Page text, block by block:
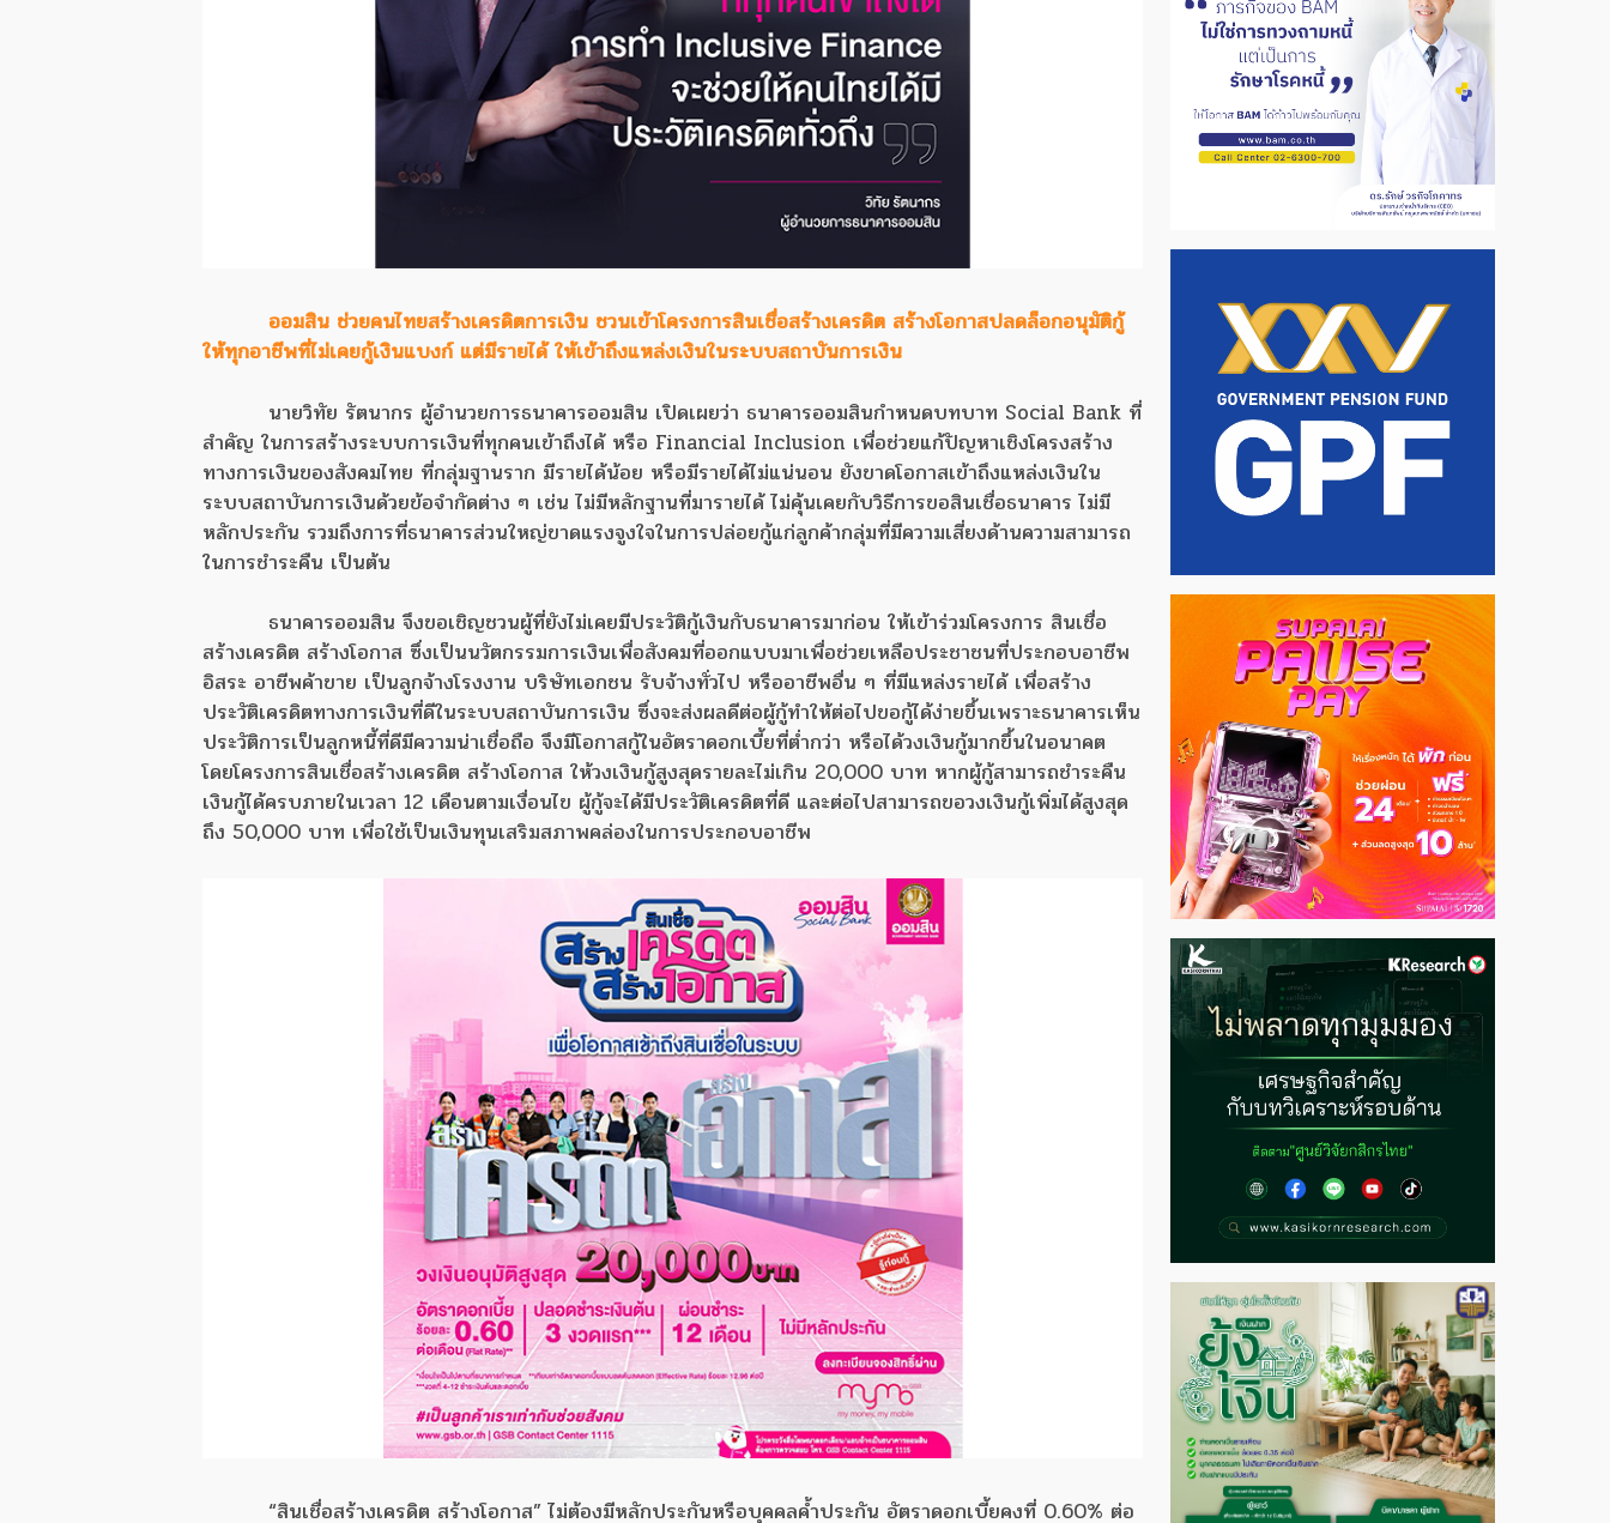
ออมสิน ช่วยคนไทยสร้างเครดิตการเงิน ชวนเข้าโครงการสินเชื่อสร้างเครดิต สร้างโอกาสปลดล็อกอนุมัติกู้
ให้ทุกอาชีพที่ไม่เคยกู้เงินแบงก์ แต่มีรายได้ ให้เข้าถึงแหล่งเงินในระบบสถาบันการเงิน
นายวิทัย รัตนากร ผู้อำนวยการธนาคารออมสิน เปิดเผยว่า ธนาคารออมสินกำหนดบทบาท Social Bank ที่
สำคัญ ในการสร้างระบบการเงินที่ทุกคนเข้าถึงได้ หรือ Financial Inclusion เพื่อช่วยแก้ปัญหาเชิงโครงสร้าง
ทางการเงินของสังคมไทย ที่กลุ่มฐานราก มีรายได้น้อย หรือมีรายได้ไม่แน่นอน ยังขาดโอกาสเข้าถึงแหล่งเงินใน
ระบบสถาบันการเงินด้วยข้อจำกัดต่าง ๆ เช่น ไม่มีหลักฐานที่มารายได้ ไม่คุ้นเคยกับวิธีการขอสินเชื่อธนาคาร ไม่มี
หลักประกัน รวมถึงการที่ธนาคารส่วนใหญ่ขาดแรงจูงใจในการปล่อยกู้แก่ลูกค้ากลุ่มที่มีความเสี่ยงด้านความสามารถ
ในการชำระคืน เป็นต้น
ธนาคารออมสิน จึงขอเชิญชวนผู้ที่ยังไม่เคยมีประวัติกู้เงินกับธนาคารมาก่อน ให้เข้าร่วมโครงการ สินเชื่อ
สร้างเครดิต สร้างโอกาส ซึ่งเป็นนวัตกรรมการเงินเพื่อสังคมที่ออกแบบมาเพื่อช่วยเหลือประชาชนที่ประกอบอาชีพ
อิสระ อาชีพค้าขาย เป็นลูกจ้างโรงงาน บริษัทเอกชน รับจ้างทั่วไป หรืออาชีพอื่น ๆ ที่มีแหล่งรายได้ เพื่อสร้าง
ประวัติเครดิตทางการเงินที่ดีในระบบสถาบันการเงิน ซึ่งจะส่งผลดีต่อผู้กู้ทำให้ต่อไปขอกู้ได้ง่ายขึ้นเพราะธนาคารเห็น
ประวัติการเป็นลูกหนี้ที่ดีมีความน่าเชื่อถือ จึงมีโอกาสกู้ในอัตราดอกเบี้ยที่ต่ำกว่า หรือได้วงเงินกู้มากขึ้นในอนาคต
โดยโครงการสินเชื่อสร้างเครดิต สร้างโอกาส ให้วงเงินกู้สูงสุดรายละไม่เกิน 20,000 บาท หากผู้กู้สามารถชำระคืน
เงินกู้ได้ครบภายในเวลา 12 เดือนตามเงื่อนไข ผู้กู้จะได้มีประวัติเครดิตที่ดี และต่อไปสามารถขอวงเงินกู้เพิ่มได้สูงสุด
ถึง 50,000 บาท เพื่อใช้เป็นเงินทุนเสริมสภาพคล่องในการประกอบอาชีพ
“สินเชื่อสร้างเครดิต สร้างโอกาส” ไม่ต้องมีหลักประกันหรือบุคคลค้ำประกัน อัตราดอกเบี้ยคงที่ 0.60% ต่อ